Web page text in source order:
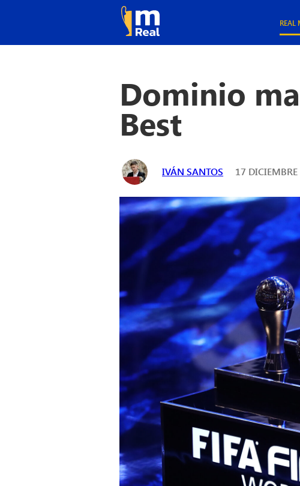
REAL
Dominio
Best
IVÁN SANTOS 17